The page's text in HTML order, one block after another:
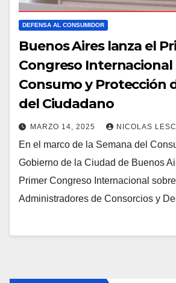
DEFENSA AL CONSUMIDOR
Buenos Aires lanza el
Congreso Internacional
Consumo y Protección
del Ciudadano
MARZO 14, 2025 NICOLAS
En el marco de la Semana del
Gobierno de la Ciudad de Buenos
Primer Congreso Internacional
Administradores de Consorcios y